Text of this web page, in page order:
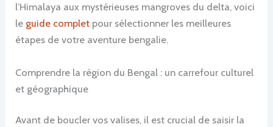
l’Himalaya aux mystérieuses mangroves du delta, voici
le guide complet pour sélectionner les meilleures
étapes de votre aventure bengalie.
Comprendre la région du Bengal : un carrefour culturel
et géographique
Avant de boucler vos valises, il est crucial de saisir la